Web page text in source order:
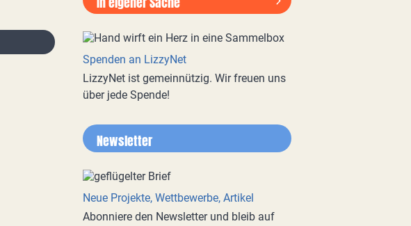
Spenden an LizzyNet
LizzyNet ist gemeinnützig. Wir freuen uns
über jede Spende!
Newsletter
Neue Projekte, Wettbewerbe, Artikel
Abonniere den Newsletter und bleib auf